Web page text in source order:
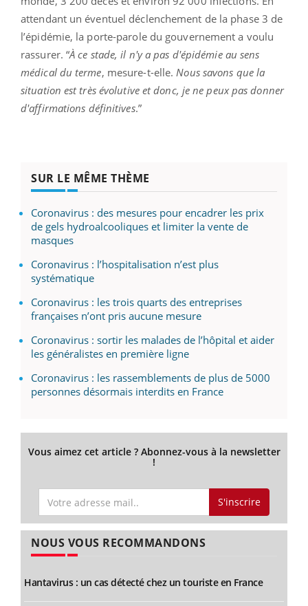
attendant un éventuel déclenchement de la phase 3 de
l’épidémie, la porte-parole du gouvernement a voulu
rassurer. “À ce stade, il n'y a pas d'épidémie au sens
médical du terme, mesure-t-elle.Nous savons que la
situation est très évolutive et donc, je ne peux pas donner
d'affirmations définitives.”
SUR LE MÊME THÈME
Coronavirus : des mesures pour encadrer les prix
de gels hydroalcooliques et limiter la vente de
masques
Coronavirus : l’hospitalisation n’est plus
systématique
Coronavirus : les trois quarts des entreprises
françaises n’ont pris aucune mesure
Coronavirus : sortir les malades de l’hôpital et aider
les généralistes en première ligne
Coronavirus : les rassemblements de plus de 5000
personnes désormais interdits en France
Vous aimez cet article ? Abonnez-vous à la newsletter
!
S'inscrire
NOUS VOUS RECOMMANDONS
Hantavirus : un cas détecté chez un touriste en France